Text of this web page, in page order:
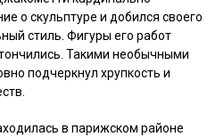
о скульптуре и добился своего
стиль. Фигуры его работ
Такими необычными
подчеркнул хрупкость и
в парижском районе